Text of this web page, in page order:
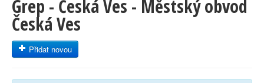
Grep - Česká Ves - Městský obvod
Česká Ves
Přidat novou